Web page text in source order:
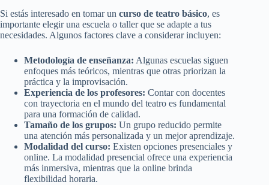
Si estás interesado en tomar un curso de teatro básico, es
importante elegir una escuela o taller que se adapte a tus
necesidades. Algunos factores clave a considerar incluyen:
Metodología de enseñanza: Algunas escuelas siguen
enfoques más teóricos, mientras que otras priorizan la
práctica y la improvisación.
Experiencia de los profesores: Contar con docentes
con trayectoria en el mundo del teatro es fundamental
para una formación de calidad.
Tamaño de los grupos: Un grupo reducido permite
una atención más personalizada y un mejor aprendizaje.
Modalidad del curso: Existen opciones presenciales y
online. La modalidad presencial ofrece una experiencia
más inmersiva, mientras que la online brinda
flexibilidad horaria.